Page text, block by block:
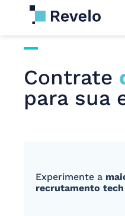
Contrate
para sua
Experimente a
recrutamento